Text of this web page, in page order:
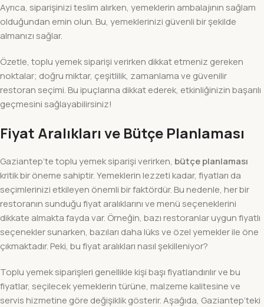
Ayrıca, siparişinizi teslim alırken, yemeklerin ambalajının sağlam
olduğundan emin olun. Bu, yemeklerinizi güvenli bir şekilde
almanızı sağlar.
Özetle, toplu yemek siparişi verirken dikkat etmeniz gereken
noktalar; doğru miktar, çeşitlilik, zamanlama ve güvenilir
restoran seçimi. Bu ipuçlarına dikkat ederek, etkinliğinizin başarılı
geçmesini sağlayabilirsiniz!
Fiyat Aralıkları ve Bütçe Planlaması
Gaziantep’te toplu yemek siparişi verirken, bütçe planlaması
kritik bir öneme sahiptir. Yemeklerin lezzeti kadar, fiyatları da
seçimlerinizi etkileyen önemli bir faktördür. Bu nedenle, her bir
restoranın sunduğu fiyat aralıklarını ve menü seçeneklerini
dikkate almakta fayda var. Örneğin, bazı restoranlar uygun fiyatlı
seçenekler sunarken, bazıları daha lüks ve özel yemekler ile öne
çıkmaktadır. Peki, bu fiyat aralıkları nasıl şekilleniyor?
Toplu yemek siparişleri genellikle kişi başı fiyatlandırılır ve bu
fiyatlar, seçilecek yemeklerin türüne, malzeme kalitesine ve
servis hizmetine göre değişiklik gösterir. Aşağıda, Gaziantep’teki